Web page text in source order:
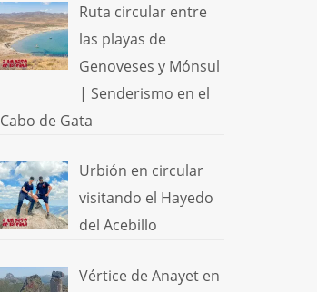
Ruta circular entre
las playas de
Genoveses y Mónsul
| Senderismo en el
Cabo de Gata
Urbión en circular
visitando el Hayedo
del Acebillo
Vértice de Anayet en